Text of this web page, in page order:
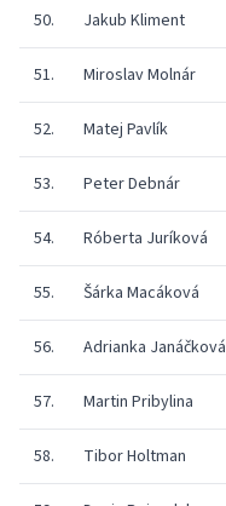
50. Jakub Kliment
51. Miroslav Molnár
52. Matej Pavlík
53. Peter Debnár
54. Róberta Juríková
55. Šárka Macáková
56. Adrianka Janáčková
57. Martin Pribylina
58. Tibor Holtman